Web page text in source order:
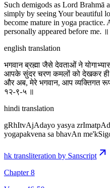
Such demigods as Lord Brahmā
simply by seeing Your beautiful
become mature in yoga
personally appeared before me.
english translation
भगवान ब्रह्मा जैसे देवताओं ने
आपके सुंदर चरण कमलों को देखकर ही
और अब, मेरे भगवान, आप व्यक्तिगत
१२-९-५ ॥
hindi translation
gRhItvAjAdayo yasya
yogapakvena sa bhavAn
hk transliteration by Sanscript
Chapter 8